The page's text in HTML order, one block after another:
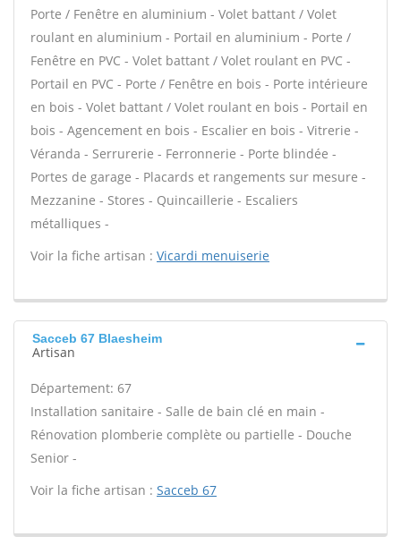
Porte / Fenêtre en aluminium - Volet battant / Volet
roulant en aluminium - Portail en aluminium - Porte /
Fenêtre en PVC - Volet battant / Volet roulant en PVC -
Portail en PVC - Porte / Fenêtre en bois - Porte intérieure
en bois - Volet battant / Volet roulant en bois - Portail en
bois - Agencement en bois - Escalier en bois - Vitrerie -
Véranda - Serrurerie - Ferronnerie - Porte blindée -
Portes de garage - Placards et rangements sur mesure -
Mezzanine - Stores - Quincaillerie - Escaliers
métalliques -
Voir la fiche artisan : Vicardi menuiserie
Sacceb 67 Blaesheim
Artisan
Département: 67
Installation sanitaire - Salle de bain clé en main -
Rénovation plomberie complète ou partielle - Douche
Senior -
Voir la fiche artisan : Sacceb 67